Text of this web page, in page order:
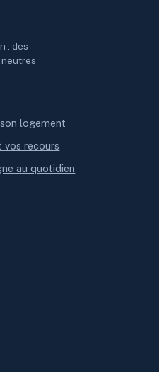
: des
logement
vos recours
au quotidien